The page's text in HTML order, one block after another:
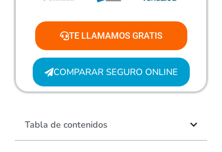
TE LLAMAMOS GRATIS
COMPARAR SEGURO ONLINE
Tabla de contenidos